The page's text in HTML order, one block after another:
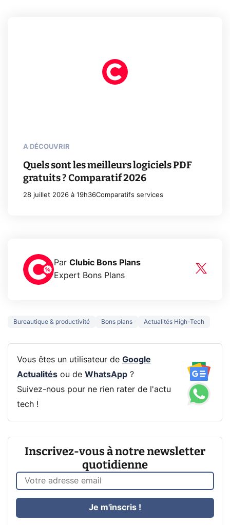
A DÉCOUVRIR
Quels sont les meilleurs logiciels PDF
gratuits ? Comparatif 2026
28 juillet 2026 à 19h36Comparatifs services
Par Clubic Bons Plans
Expert Bons Plans
Bureautique & productivité Bons plans Actualités High-Tech
Vous êtes un utilisateur de Google
Actualitésou de WhatsApp?
Suivez-nous pour ne rien rater de l'actu
tech !
Inscrivez-vous à notre newsletter
quotidienne
Je m'inscris !